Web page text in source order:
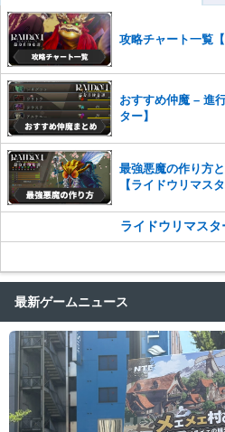
コメントの削除を申請する
※投稿
せていただきます。ご了承くださ
※一度削除したコメントは復元が
さい。
また、過度な利用規約の違反や、弊社
った場合は、法的措置をとらせていただ
かじめご理解くださいませ。
攻略チャート一覧
おすすめ仲魔 – 進
ター】
最強悪魔の作り方
【ライドウリマスタ
ライドウリマス
最新ゲームニュース